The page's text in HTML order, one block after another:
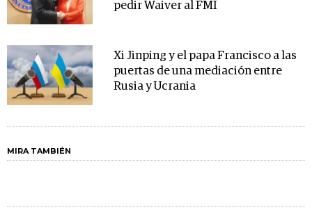
pedir Waiver al FMI
Xi Jinping y el papa Francisco a las
puertas de una mediación entre
Rusia y Ucrania
MIRA TAMBIÉN